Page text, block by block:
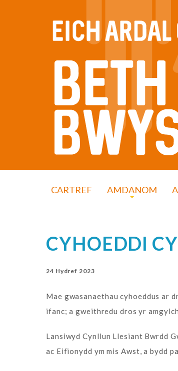
CARTREF AMDANOM
CYHOEDDI
24 Hydref 2023
Mae gwasanaethau cyhoeddus ar
ifanc; a gweithredu dros yr
Lansiwyd Cynllun Llesiant Bwrdd
ac Eifionydd ym mis Awst, a bydd